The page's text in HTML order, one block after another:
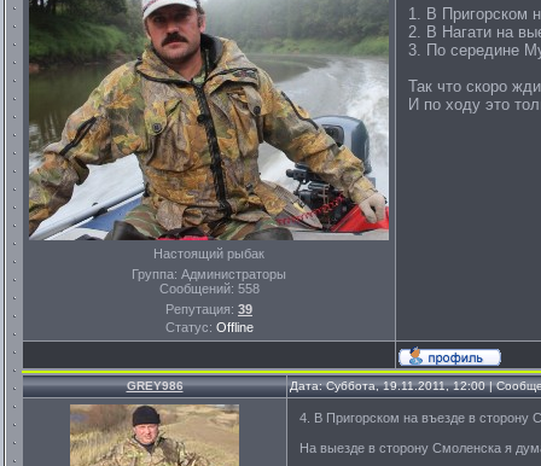
Настоящий рыбак
Группа: Администраторы
Сообщений: 558
Репутация: 39
Статус: Offline
1. В Пригорском
2. В Нагати на
3. По середине
Так что скоро
И по ходу это
GREY986 Дата: Суббота, 19.11.2011, 12:00 |
4. В Пригорском на въезде в сторону
На выезде в сторону Смоленска я